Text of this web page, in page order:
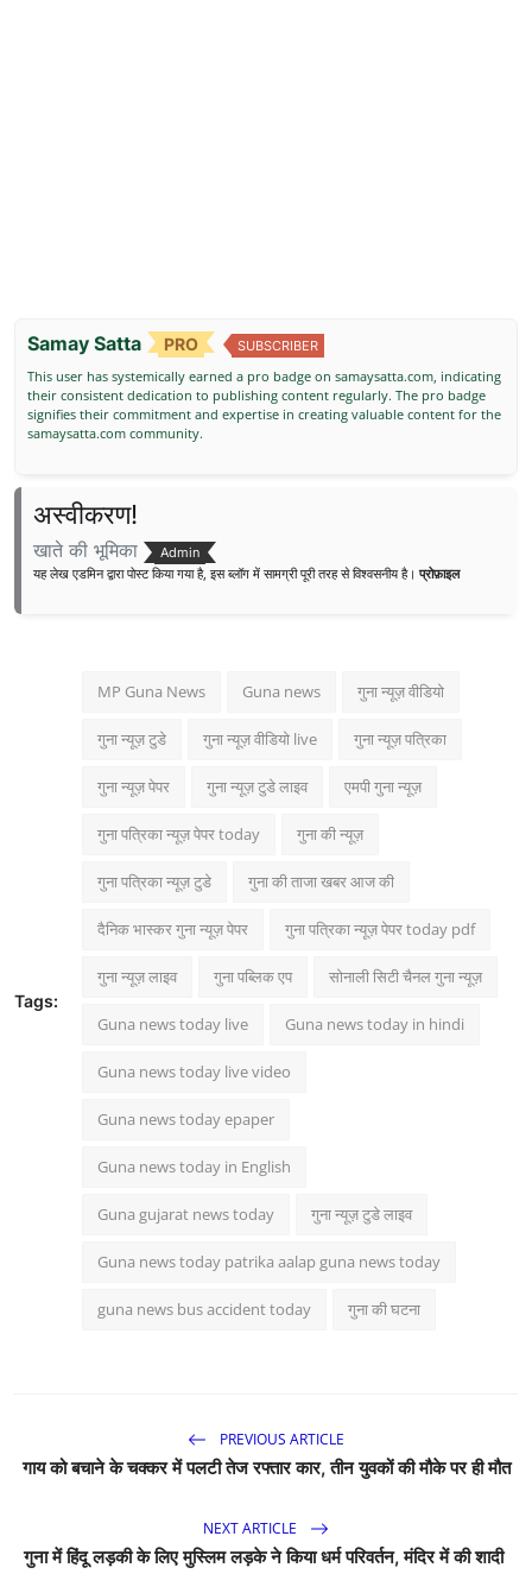
Samay Satta PRO SUBSCRIBER
This user has systemically earned a pro badge on samaysatta.com, indicating
their consistent dedication to publishing content regularly. The pro badge
signifies their commitment and expertise in creating valuable content for the
samaysatta.com community.
अस्वीकरण!
खाते की भूमिका Admin
यह लेख एडमिन द्वारा पोस्ट किया गया है, इस ब्लॉग में सामग्री पूरी तरह से विश्वसनीय है।प्रोफ़ाइल
Tags:
MP Guna News Guna news गुना न्यूज़ वीडियो
गुना न्यूज़ टुडे गुना न्यूज़ वीडियो live गुना न्यूज़ पत्रिका
गुना न्यूज़ पेपर गुना न्यूज़ टुडे लाइव एमपी गुना न्यूज़
गुना पत्रिका न्यूज़ पेपर today गुना की न्यूज़
गुना पत्रिका न्यूज़ टुडे गुना की ताजा खबर आज की
दैनिक भास्कर गुना न्यूज़ पेपर गुना पत्रिका न्यूज़ पेपर today pdf
गुना न्यूज़ लाइव गुना पब्लिक एप सोनाली सिटी चैनल गुना न्यूज़
Guna news today live Guna news today in hindi
Guna news today live video
Guna news today epaper
Guna news today in English
Guna gujarat news today गुना न्यूज़ टुडे लाइव
Guna news today patrika aalap guna news today
guna news bus accident today गुना की घटना
PREVIOUS ARTICLE
गाय को बचाने के चक्कर में पलटी तेज रफ्तार कार, तीन युवकों की मौके पर ही मौत
NEXT ARTICLE
गुना में हिंदू लड़की के लिए मुस्लिम लड़के ने किया धर्म परिवर्तन, मंदिर में की शादी